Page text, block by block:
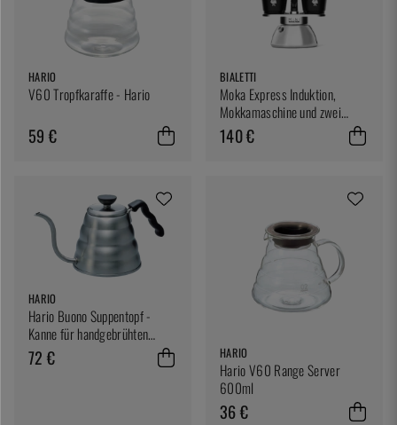
HARIO
V60 Tropfkaraffe - Hario
59 €
BIALETTI
Moka Express Induktion,
Mokkamaschine und zwei
Tassen - Bialetti
140 €
HARIO
Hario Buono Suppentopf -
Kanne für handgebrühten
Kaffee
72 € HARIO
Hario V60 Range Server
600ml
36 €